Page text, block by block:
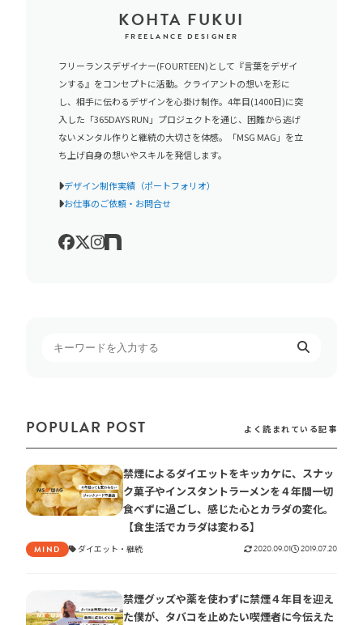
KOHTA FUKUI
FREELANCE DESIGNER
フリーランスデザイナー(FOURTEEN)として『言葉をデザイ
ンする』をコンセプトに活動。クライアントの想いを形に
し、相手に伝わるデザインを心掛け制作。4年目(1400日)に突
入した「365DAYS RUN」プロジェクトを通じ、困難から逃げ
ないメンタル作りと継続の大切さを体感。「MSG MAG」を立
ち上げ自身の想いやスキルを発信します。
デザイン制作実績（ポートフォリオ）
お仕事のご依頼・お問合せ
POPULAR POST よく読まれている記事
禁煙によるダイエットをキッカケに、スナッ
ク菓子やインスタントラーメンを４年間一切
食べずに過ごし、感じた心とカラダの変化。
【食生活でカラダは変わる】
MIND ダイエット 継続 2020.09.01 2019.07.20
禁煙グッズや薬を使わずに禁煙４年目を迎え
た僕が、タバコを止めたい喫煙者に今伝えた